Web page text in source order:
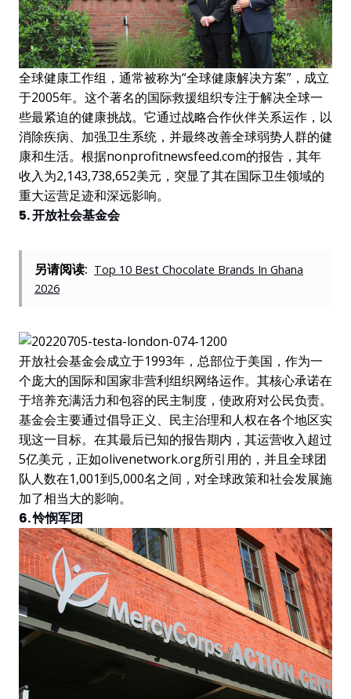
全球健康工作组，通常被称为“全球健康解决方案”，成立
于2005年。这个著名的国际救援组织专注于解决全球一
些最紧迫的健康挑战。它通过战略合作伙伴关系运作，以
消除疾病、加强卫生系统，并最终改善全球弱势人群的健
康和生活。根据nonprofitnewsfeed.com的报告，其年
收入为2,143,738,652美元，突显了其在国际卫生领域的
重大运营足迹和深远影响。
5. 开放社会基金会
另请阅读: Top 10 Best Chocolate Brands In Ghana
2026
开放社会基金会成立于1993年，总部位于美国，作为一
个庞大的国际和国家非营利组织网络运作。其核心承诺在
于培养充满活力和包容的民主制度，使政府对公民负责。
基金会主要通过倡导正义、民主治理和人权在各个地区实
现这一目标。在其最后已知的报告期内，其运营收入超过
5亿美元，正如olivenetwork.org所引用的，并且全球团
队人数在1,001到5,000名之间，对全球政策和社会发展施
加了相当大的影响。
6. 怜悯军团